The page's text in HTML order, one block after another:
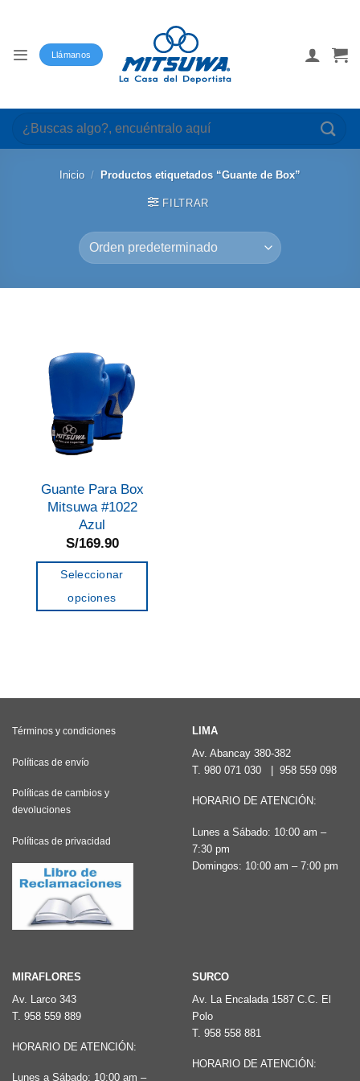
Llámanos
Buscar
por:
Inicio / Productos etiquetados “Guante de Box”
FILTRAR
Guante Para Box
Mitsuwa #1022
Azul
S/169.90
Seleccionar
opciones
Las
pueden
en
la
página
de
producto
Términos y condiciones
Políticas de envío
Políticas de cambios y
devoluciones
Políticas de privacidad
LIMA
Av. Abancay 380-382
T. 980 071 030 958 559 098
HORARIO DE ATENCIÓN:
Lunes a Sábado: 10:00 am –
7:30 pm
Domingos: 10:00 am – 7:00 pm
MIRAFLORES
Av. Larco 343
T. 958 559 889
HORARIO DE ATENCIÓN:
Lunes a Sábado: 10:00 am –
SURCO
Av. La Encalada 1587 C.C. El
Polo
T. 958 558 881
HORARIO DE ATENCIÓN: